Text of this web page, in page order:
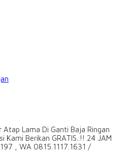
Atap Lama Di Ganti Baja Ringan
Kami Berikan GRATIS..!! 24 JAM
, WA 0815.1117.1631 /